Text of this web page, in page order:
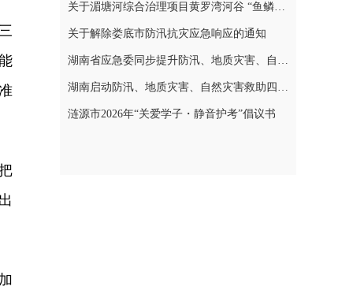
关于湄塘河综合治理项目黄罗湾河谷 “鱼鳞坝”区域不对外开放的公告
关于解除娄底市防汛抗灾应急响应的通知
湖南省应急委同步提升防汛、地质灾害、自然灾害救助应急响应至三级
湖南启动防汛、地质灾害、自然灾害救助四级应急响应
涟源市2026年“关爱学子・静音护考”倡议书